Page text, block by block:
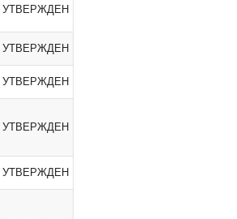
УТВЕРЖДЕН
УТВЕРЖДЕН
УТВЕРЖДЕН
УТВЕРЖДЕН
УТВЕРЖДЕН